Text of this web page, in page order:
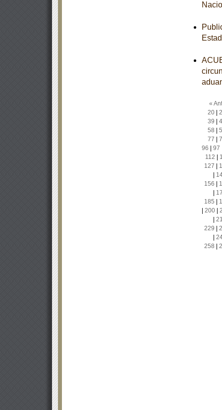
«
20|
39
58
77
96
97
112
127
156
185
200|
229
258